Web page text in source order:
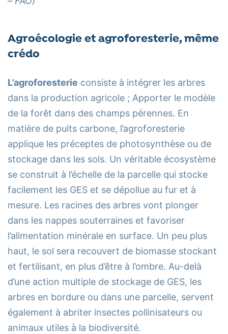
Agroécologie et agroforesterie, même
crédo
L’agroforesterie consiste à intégrer les arbres
dans la production agricole ; Apporter le modèle
de la forêt dans des champs pérennes. En
matière de puits carbone, l’agroforesterie
applique les préceptes de photosynthèse ou de
stockage dans les sols. Un véritable écosystème
se construit à l’échelle de la parcelle qui stocke
facilement les GES et se dépollue au fur et à
mesure. Les racines des arbres vont plonger
dans les nappes souterraines et favoriser
l’alimentation minérale en surface. Un peu plus
haut, le sol sera recouvert de biomasse stockant
et fertilisant, en plus d’être à l’ombre. Au-delà
d’une action multiple de stockage de GES, les
arbres en bordure ou dans une parcelle, servent
également à abriter insectes pollinisateurs ou
animaux utiles à la biodiversité.